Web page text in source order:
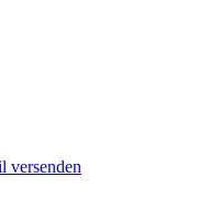
versenden